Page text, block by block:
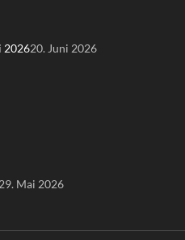
202620. Juni 2026
29. Mai 2026